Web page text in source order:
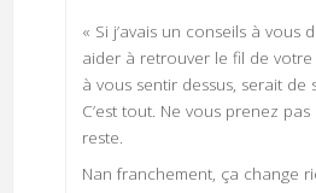
« Si j’avais un conseils à vous
aider à retrouver le fil de
à vous sentir dessus, serait de
C’est tout. Ne vous prenez
reste.
Nan franchement, ça change